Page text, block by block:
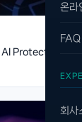
온라
FAQ
회사
Protect, AI 보안